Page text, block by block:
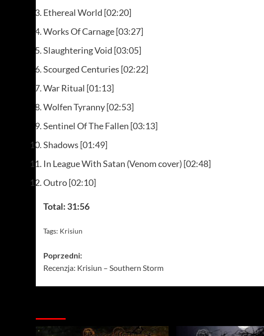
Ethereal World [02:20]
Works Of Carnage [03:27]
Slaughtering Void [03:05]
Scourged Centuries [02:22]
War Ritual [01:13]
Wolfen Tyranny [02:53]
Sentinel Of The Fallen [03:13]
Shadows [01:49]
In League With Satan (Venom cover) [02:48]
Outro [02:10]
Total: 31:56
Tags: Krisiun
Zobacz
wpisy
Poprzedni:
Recenzja: Krisiun – Southern Storm